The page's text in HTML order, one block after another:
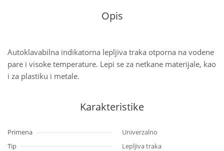
Opis
Autoklavabilna indikatorna lepljiva traka otporna na vodene
pare i visoke temperature. Lepi se za netkane materijale, kao
i za plastiku i metale.
Karakteristike
Primena
Univerzalno
Tip
Lepljiva traka